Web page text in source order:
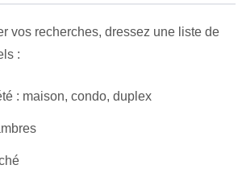
vos recherches, dressez une liste de
:
: maison, condo, duplex